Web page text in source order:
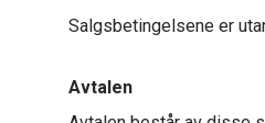
Salgsbetingelsene er
Avtalen